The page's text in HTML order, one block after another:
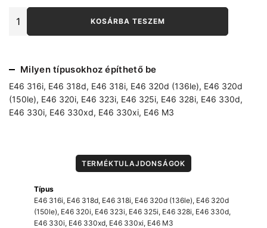
Fékcső
rögzítő
KOSÁRBA TESZEM
Milyen típusokhoz építhető be
E46 316i, E46 318d, E46 318i, E46 320d (136le), E46 320d
(150le), E46 320i, E46 323i, E46 325i, E46 328i, E46 330d,
E46 330i, E46 330xd, E46 330xi, E46 M3
TERMÉKTULAJDONSÁGOK
Típus
E46 316i, E46 318d, E46 318i, E46 320d (136le), E46 320d
(150le), E46 320i, E46 323i, E46 325i, E46 328i, E46 330d,
E46 330i, E46 330xd, E46 330xi, E46 M3